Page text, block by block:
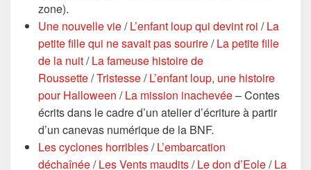
zone).
Une nouvelle vie/L’enfant loup qui devint roi /La
petite fille qui ne savait pas sourire/La petite fille
de la nuit/La fameuse histoire de
Roussette/Tristesse/L’enfant loup, une histoire
pour Halloween /La mission inachevée– Contes
écrits dans le cadre d’un atelier d’écriture à partir
d’un canevas numérique de la BNF.
Les cyclones horribles/L’embarcation
déchaînée/Les Vents maudits/Le don d’Eole/La